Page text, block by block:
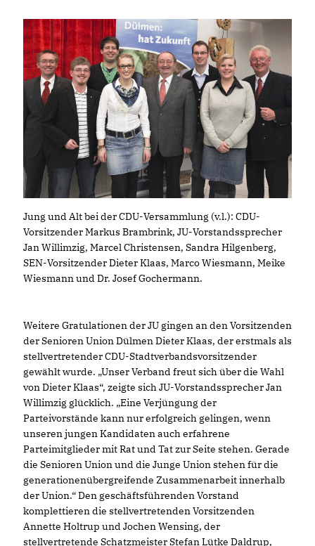
Jung und Alt bei der CDU-Versammlung (v.l.): CDU-
Vorsitzender Markus Brambrink, JU-Vorstandssprecher
Jan Willimzig, Marcel Christensen, Sandra Hilgenberg,
SEN-Vorsitzender Dieter Klaas, Marco Wiesmann, Meike
Wiesmann und Dr. Josef Gochermann.
Weitere Gratulationen der JU gingen an den Vorsitzenden
der Senioren Union Dülmen Dieter Klaas, der erstmals als
stellvertretender CDU-Stadtverbandsvorsitzender
gewählt wurde. „Unser Verband freut sich über die Wahl
von Dieter Klaas“, zeigte sich JU-Vorstandssprecher Jan
Willimzig glücklich. „Eine Verjüngung der
Parteivorstände kann nur erfolgreich gelingen, wenn
unseren jungen Kandidaten auch erfahrene
Parteimitglieder mit Rat und Tat zur Seite stehen. Gerade
die Senioren Union und die Junge Union stehen für die
generationenübergreifende Zusammenarbeit innerhalb
der Union.“ Den geschäftsführenden Vorstand
komplettieren die stellvertretenden Vorsitzenden
Annette Holtrup und Jochen Wensing, der
stellvertretende Schatzmeister Stefan Lütke Daldrup,